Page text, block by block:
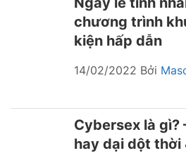
chương trình
kiện hấp dẫn
14/02/2022 Bởi
Cybersex là gì?
hay dại dột thời